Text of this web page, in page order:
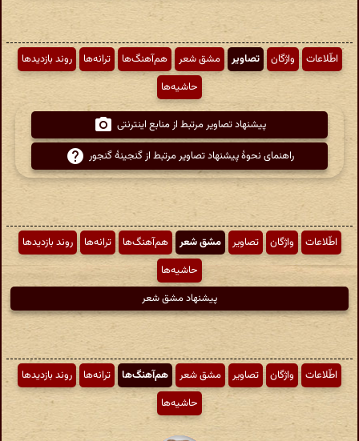
اطّلاعات واژگان تصاویر مشق شعر هم‌آهنگ‌ها ترانه‌ها
روند بازدیدها
حاشیه‌ها
پیشنهاد تصاویر مرتبط از منابع اینترنتی
راهنمای نحوهٔ پیشنهاد تصاویر مرتبط از گنجینهٔ گنجور
اطّلاعات واژگان تصاویر مشق شعر هم‌آهنگ‌ها ترانه‌ها
روند بازدیدها
حاشیه‌ها
پیشنهاد مشق شعر
اطّلاعات واژگان تصاویر مشق شعر هم‌آهنگ‌ها ترانه‌ها
روند بازدیدها
حاشیه‌ها